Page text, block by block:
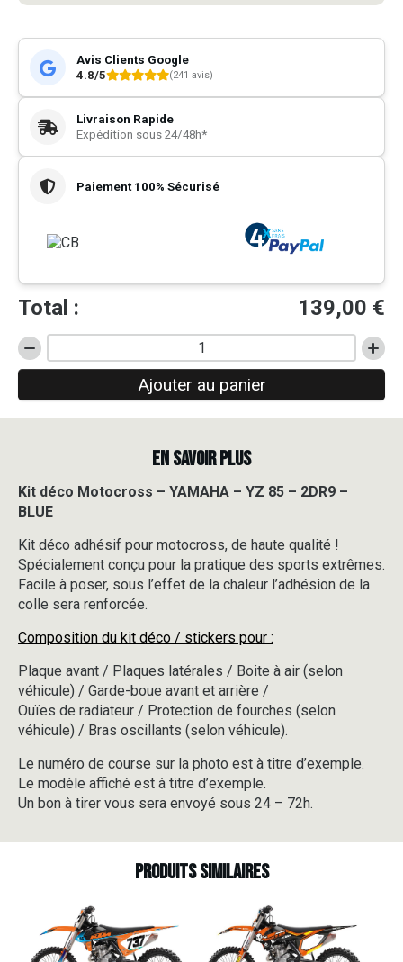
Avis Clients Google
4.8/5
(241 avis)
Livraison Rapide
Expédition sous 24/48h*
Paiement 100% Sécurisé
Total : 139,00 €
quantité
de
Motocross
YZ
85
2DR9
-
BLUE
Ajouter au panier
EN SAVOIR PLUS
Kit déco Motocross – YAMAHA – YZ 85 – 2DR9 –
BLUE
Kit déco adhésif pour motocross, de haute qualité !
Spécialement conçu pour la pratique des sports extrêmes.
Facile à poser, sous l’effet de la chaleur l’adhésion de la
colle sera renforcée.
Composition du kit déco / stickers pour :
Plaque avant / Plaques latérales / Boite à air (selon
véhicule) / Garde-boue avant et arrière /
Ouïes de radiateur / Protection de fourches (selon
véhicule) / Bras oscillants (selon véhicule).
Le numéro de course sur la photo est à titre d’exemple.
Le modèle affiché est à titre d’exemple.
Un bon à tirer vous sera envoyé sous 24 – 72h.
Produits similaires